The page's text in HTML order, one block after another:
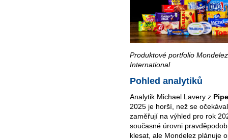
Produktové portfolio
International
Pohled analytiků
Analytik Michael Lavery z
2025 je horší, než se
zaměřují na výhled pro rok
současné úrovni
klesat, ale Mondelez plánuje